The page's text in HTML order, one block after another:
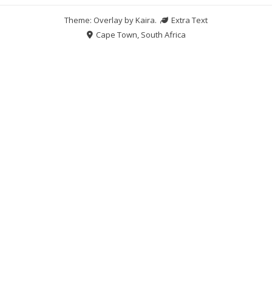
Theme: Overlay byKaira.
Extra Text
Cape Town, South Africa